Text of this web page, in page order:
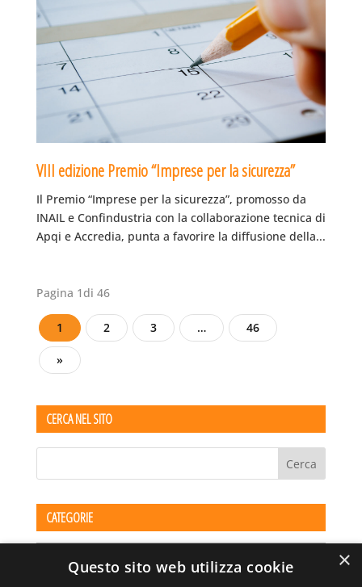
VIII edizione Premio “Imprese per la sicurezza”
Il Premio “Imprese per la sicurezza”, promosso da
INAIL e Confindustria con la collaborazione tecnica di
Apqi e Accredia, punta a favorire la diffusione della...
Pagina 1di 46
1 2 3 … 46
»
CERCA NEL SITO
CATEGORIE
×
Questo sito web utilizza cookie